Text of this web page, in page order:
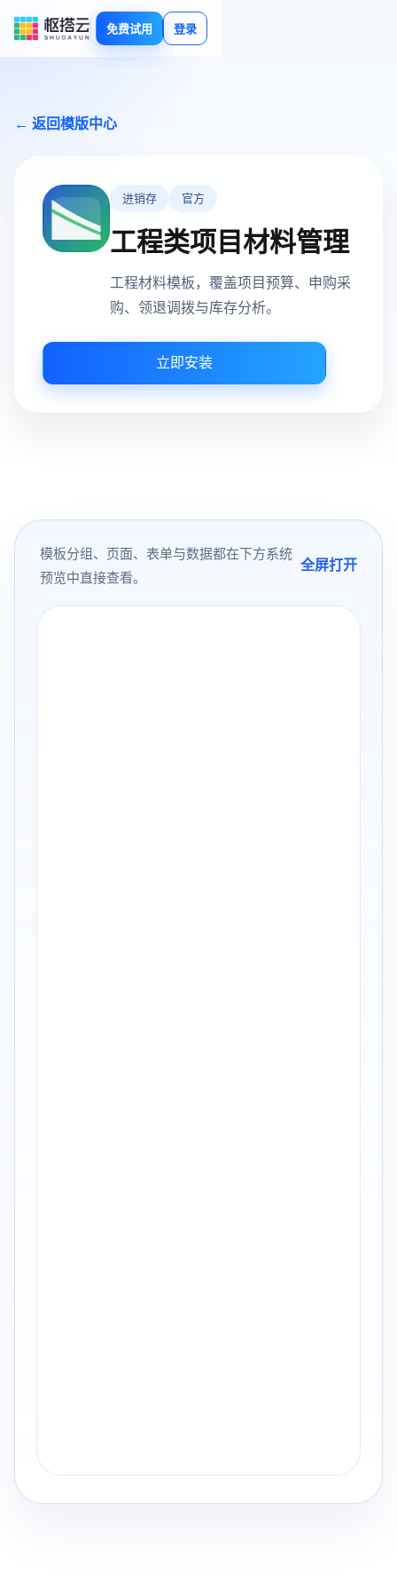
免费试用 登录
← 返回模版中心
进销存 官方
工程类项目材料管理
工程材料模板，覆盖项目预算、申购采
购、领退调拨与库存分析。
立即安装
模板分组、页面、表单与数据都在下方系统
预览中直接查看。
全屏打开